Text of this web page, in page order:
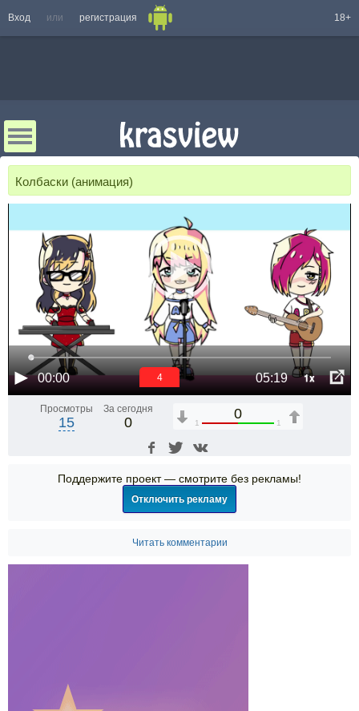
Вход или регистрация 18+
Колбаски (анимация)
00:00 05:19 1x
4
Просмотры
15
За сегодня
0
0
1 1
Поддержите проект — смотрите без рекламы!
Отключить рекламу
Читать комментарии